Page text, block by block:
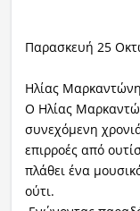
Παρασκευή
Ηλίας
Ο Ηλίας
συνεχόμενη
επιρροές από
πλάθει ένα
ούτι.